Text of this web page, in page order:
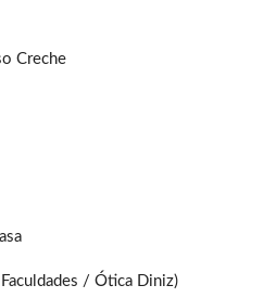
Creche
/ Ótica Diniz)